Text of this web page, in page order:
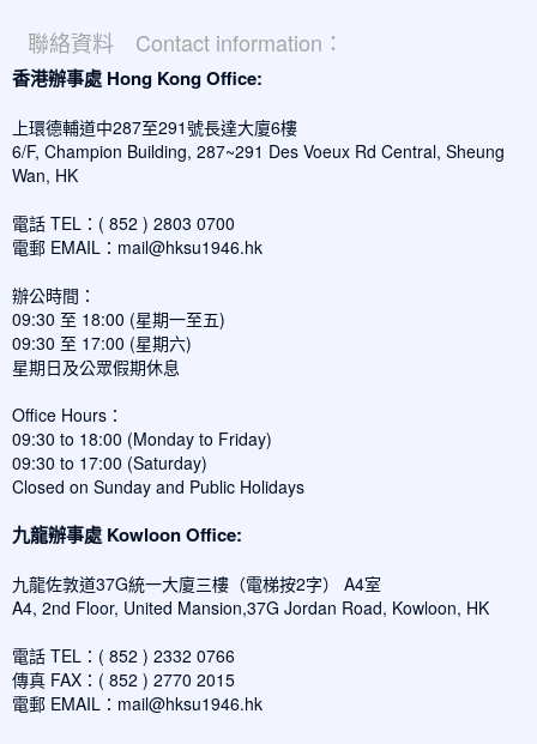
聯絡資料 Contact information：
香港辦事處 Hong Kong Office:
上環德輔道中287至291號長達大廈6樓
6/F, Champion Building, 287~291 Des Voeux Rd Central, Sheung
Wan, HK
電話 TEL：( 852 ) 2803 0700
電郵 EMAIL： mail@hksu1946.hk
辦公時間：
09:30 至 18:00 (星期一至五)
09:30 至 17:00 (星期六)
星期日及公眾假期休息
Office Hours：
09:30 to 18:00 (Monday to Friday)
09:30 to 17:00 (Saturday)
Closed on Sunday and Public Holidays
九龍辦事處 Kowloon Office:
九龍佐敦道37G統一大廈三樓（電梯按2字） A4室
A4, 2nd Floor, United Mansion,37G Jordan Road, Kowloon, HK
電話 TEL：( 852 ) 2332 0766
傳真 FAX：( 852 ) 2770 2015
電郵 EMAIL： mail@hksu1946.hk